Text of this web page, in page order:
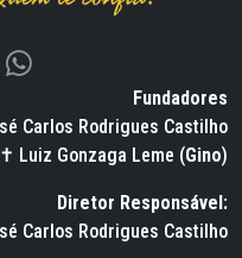
Fundadores
Carlos Rodrigues Castilho
✝ Luiz Gonzaga Leme (Gino)
Diretor Responsável:
Carlos Rodrigues Castilho